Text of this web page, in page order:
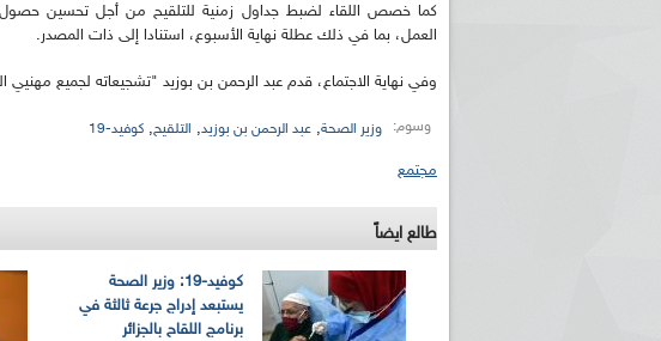
العمل، بما في ذلك عطلة نهاية الأسبوع، استنادا إلى ذات المصدر.
وفي نهاية الاجتماع، قدم عبد الرحمن بن بوزيد "تشجيعاته لجميع مهنيي
وسوم: وزير الصحة, عبد الرحمن بن بوزيد, التلقيح, كوفيد-19
مجتمع
طالع ايضاً
كوفيد-19: وزير الصحة
يستبعد إدراج جرعة ثالثة في
برنامج اللقاح بالجزائر